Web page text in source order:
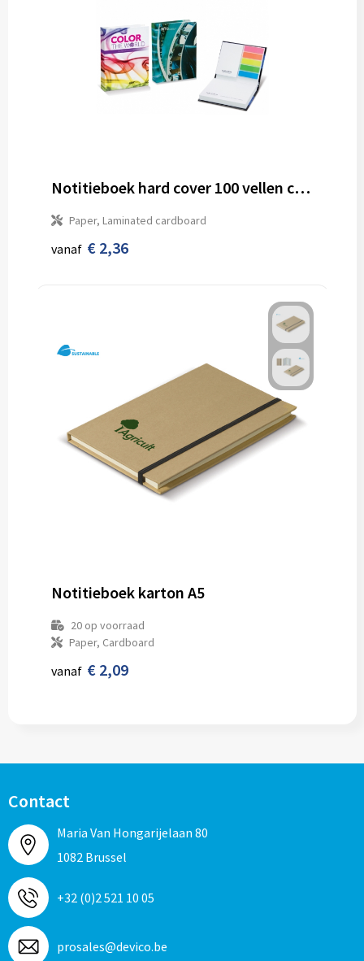
Notitieboek hard cover 100 vellen customized
Paper, Laminated cardboard
vanaf € 2,36
Notitieboek karton A5
20op voorraad
Paper, Cardboard
vanaf € 2,09
Contact
Maria Van Hongarijelaan 80
1082 Brussel
+32 (0)2 521 10 05
prosales@devico.be